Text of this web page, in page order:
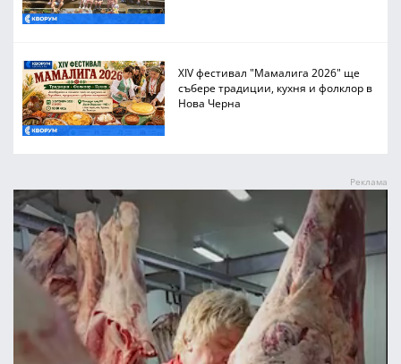
XIV фестивал "Мамалига 2026" ще
събере традиции, кухня и фолклор в
Нова Черна